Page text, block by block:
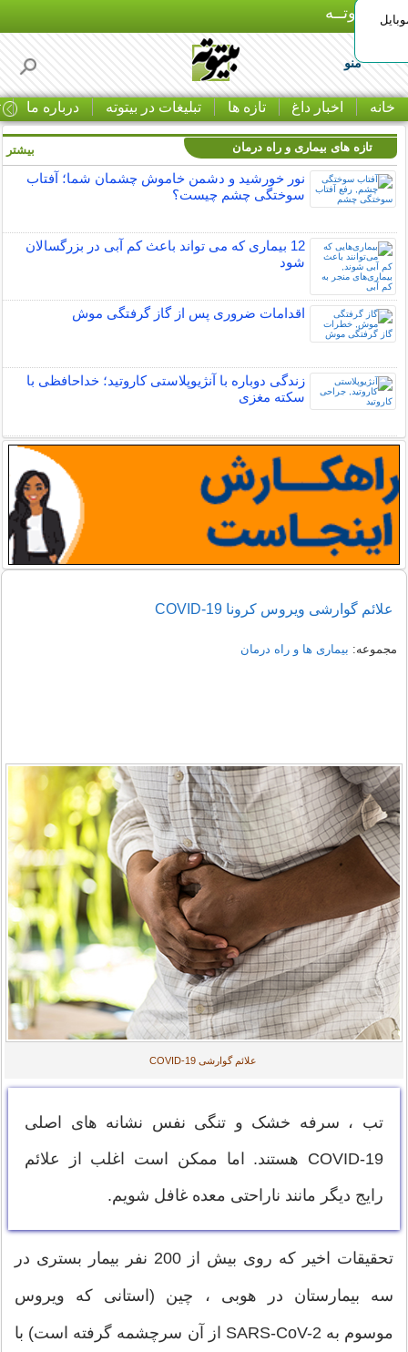
بـیتوتــه
منو
خانه اخبار داغ تازه ها تبلیغات در بیتوته درباره ما
تازه های بیماری و راه درمان
نور خورشید و دشمن خاموش چشمان شما؛ آفتاب
سوختگی چشم چیست؟
12 بیماری که می تواند باعث کم آبی در بزرگسالان
شود
اقدامات ضروری پس از گاز گرفتگی موش
زندگی دوباره با آنژیوپلاستی کاروتید؛ خداحافظی با
سکته مغزی
بیشتر
علائم گوارشی ویروس کرونا COVID-19
مجموعه: بیماری ها و راه درمان
علائم گوارشی COVID-19
تب ، سرفه خشک و تنگی نفس نشانه های اصلی
COVID-19 هستند. اما ممکن است اغلب از علائم
رایج دیگر مانند ناراحتی معده غافل شویم.
تحقیقات اخیر که روی بیش از 200 نفر بیمار بستری در
سه بیمارستان در هوبی ، چین (استانی که ویروس
موسوم به SARS-CoV-2 از آن سرچشمه گرفته است) با